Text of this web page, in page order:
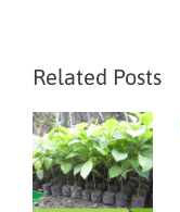
Related Posts